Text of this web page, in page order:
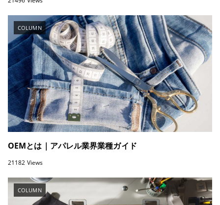
COLUMN
OEMとは｜アパレル業界業種ガイド
21182 Views
COLUMN